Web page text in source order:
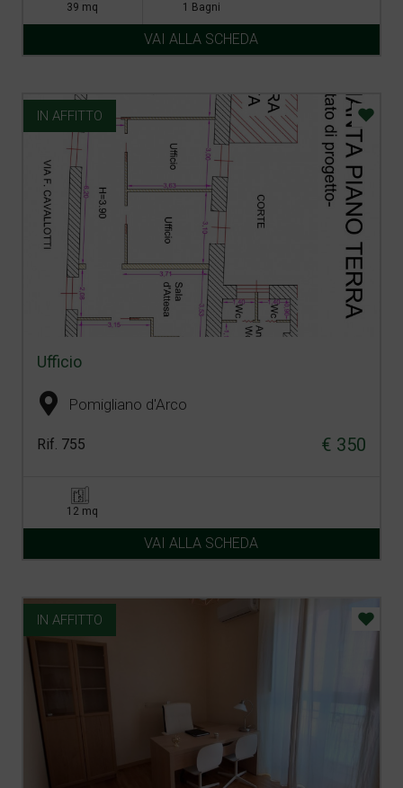
39 mq 1 Bagni
VAI ALLA SCHEDA
IN AFFITTO
Ufficio
Pomigliano d'Arco
Rif. 755 € 350
12 mq
VAI ALLA SCHEDA
IN AFFITTO